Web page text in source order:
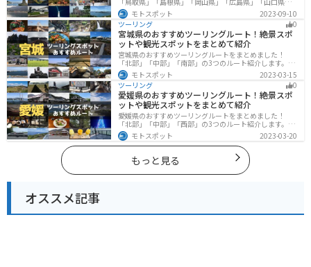
の各県の観光地紹介します。自然豊かな山々や湖、温泉
地が点在し、四季折々の景色を楽しめるスポットが多数
あります。バイクで中国にツーリングに行く際は参考に
してください。
モトスポット
2023-09-10
ツーリング
0
宮城県のおすすめツーリングルート！絶景スポ
ットや観光スポットをまとめて紹介
宮城県のおすすめツーリングルートをまとめました！
「北部」「中部」「南部」の3つのルート紹介します。キ
ツネ村や広大な山や滝、湖などを歴史や自然を満喫する
ツーリングができます。バイクで宮城県にツーリングに
行く際は参考にしてください。
モトスポット
2023-03-15
ツーリング
0
愛媛県のおすすめツーリングルート！絶景スポ
ットや観光スポットをまとめて紹介
愛媛県のおすすめツーリングルートをまとめました！
「北部」「中部」「西部」の3つのルート紹介します。山
や海といった自然だけでなく、気軽に渡れる島もあり
様々な楽しみ方ができます。バイクで愛媛県にツーリン
グに行く際は参考にしてください。
モトスポット 2023-03-20
もっと見る
オススメ記事